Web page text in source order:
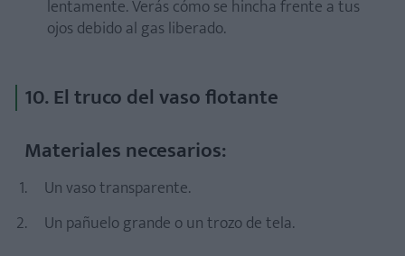
lentamente. Verás cómo se hincha frente a tus
ojos debido al gas liberado.
10. El truco del vaso flotante
Materiales necesarios:
Un vaso transparente.
Un pañuelo grande o un trozo de tela.